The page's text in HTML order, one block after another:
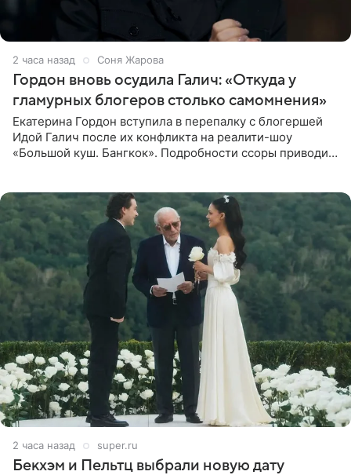
2 часа назад Соня Жарова
Гордон вновь осудила Галич: «Откуда у
гламурных блогеров столько самомнения»
Екатерина Гордон вступила в перепалку с блогершей
Идой Галич после их конфликта на реалити-шоу
«Большой куш. Бангкок». Подробности ссоры приводит
2 часа назад super.ru
Бекхэм и Пельтц выбрали новую дату